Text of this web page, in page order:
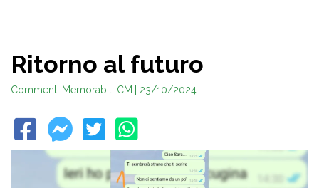
Ritorno al futuro
Commenti Memorabili CM | 23/10/2024